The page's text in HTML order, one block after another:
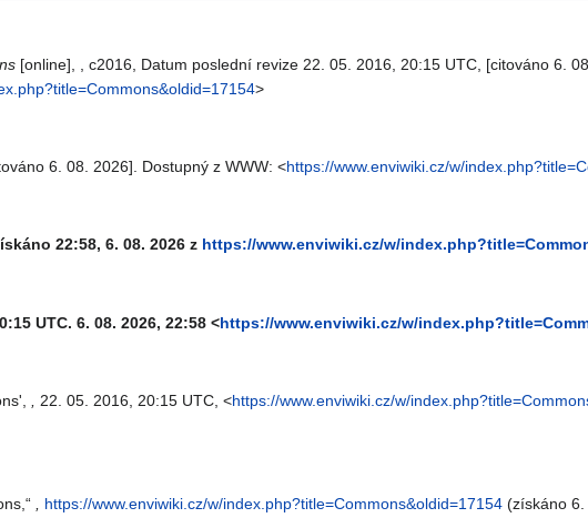
[online], , c2016, Datum poslední revize 22. 05. 2016, 20:15 UTC, [citováno 6.
>
6. 08. 2026]. Dostupný z WWW: <https://www.enviwiki.cz/w/
22:58, 6. 08. 2026 z https://www.enviwiki.cz/w/
UTC. 6. 08. 2026, 22:58 <https://www.enviwiki.cz/w/
22. 05. 2016, 20:15 UTC, <https://www.enviwiki.cz/w/
https://www.enviwiki.cz/w/index.php?title=Commons&oldid=17154 (získáno 6.